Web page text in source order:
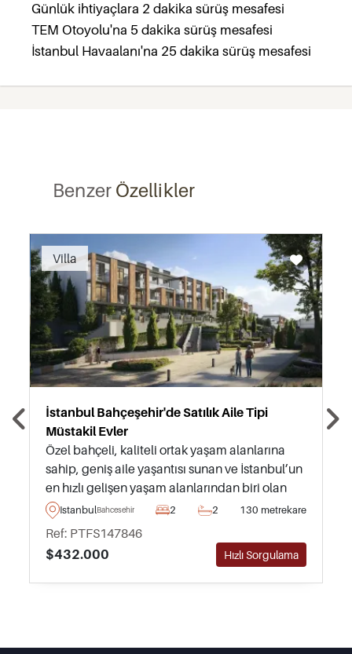
Günlük ihtiyaçlara 2 dakika sürüş mesafesi
TEM Otoyolu'na 5 dakika sürüş mesafesi
İstanbul Havaalanı'na 25 dakika sürüş mesafesi
BenzerÖzellikler
Villa
Recommended
İstanbul Bahçeşehir'de Satılık Aile Tipi
Müstakil Evler
Özel bahçeli, kaliteli ortak yaşam alanlarına
sahip, geniş aile yaşantısı sunan ve İstanbul’un
en hızlı gelişen yaşam alanlarından biri olan
Bahçeşehir’de modern müstakil evler.
IstanbulBahcesehir 2 2 130 metrekare
Ref: PTFS147846
$432.000
Hızlı Sorgulama